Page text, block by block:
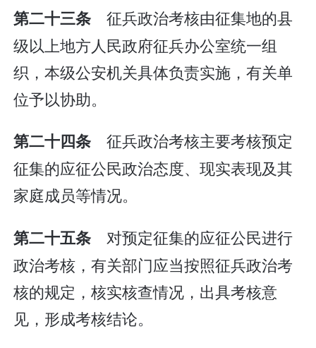
第二十三条 征兵政治考核由征集地的县
级以上地方人民政府征兵办公室统一组
织，本级公安机关具体负责实施，有关单
位予以协助。
第二十四条 征兵政治考核主要考核预定
征集的应征公民政治态度、现实表现及其
家庭成员等情况。
第二十五条 对预定征集的应征公民进行
政治考核，有关部门应当按照征兵政治考
核的规定，核实核查情况，出具考核意
见，形成考核结论。